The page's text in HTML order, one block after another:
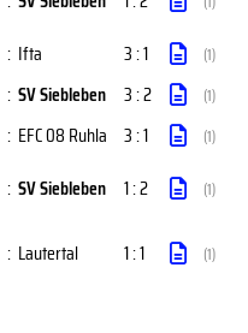
: Ifta 3 : 1 (1)
: SV Siebleben 3 : 2 (1)
: EFC 08 Ruhla 3 : 1 (1)
: SV Siebleben 1 : 2 (1)
: Lautertal 1 : 1 (1)